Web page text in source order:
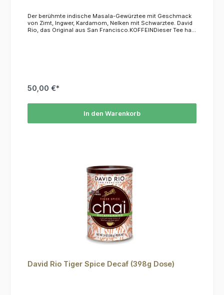
Der berühmte indische Masala-Gewürztee mit Geschmack
von Zimt, Ingwer, Kardamom, Nelken mit Schwarztee. David
Rio, das Original aus San Francisco.KOFFEINDieser Tee hat
50,00 €*
In den Warenkorb
David Rio Tiger Spice Decaf (398g Dose)